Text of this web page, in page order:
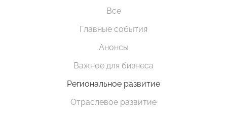
Все
Главные события
Анонсы
Важное для бизнеса
Региональное развитие
Отраслевое развитие